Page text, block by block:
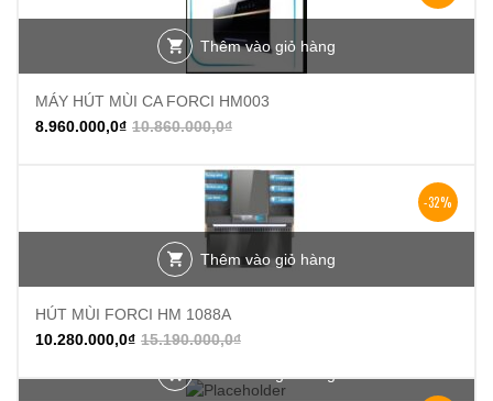
Thêm vào giỏ hàng
MÁY HÚT MÙI CA FORCI HM003
10.860.000,0₫
8.960.000,0₫
-32%
Thêm vào giỏ hàng
HÚT MÙI FORCI HM 1088A
15.190.000,0₫
10.280.000,0₫